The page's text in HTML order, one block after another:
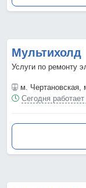
Мультихолд
Услуги по ремонту
м. Чертановская,
Сегодня